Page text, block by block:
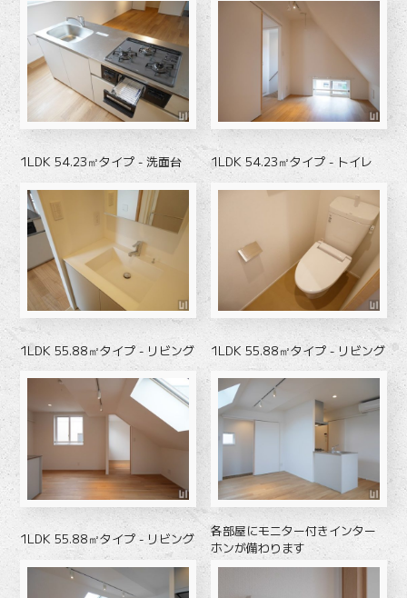
1LDK 54.23㎡タイプ - 洗面台 1LDK 54.23㎡タイプ - トイレ
1LDK 55.88㎡タイプ - リビング 1LDK 55.88㎡タイプ - リビング
1LDK 55.88㎡タイプ - リビング
各部屋にモニター付きインター
ホンが備わります